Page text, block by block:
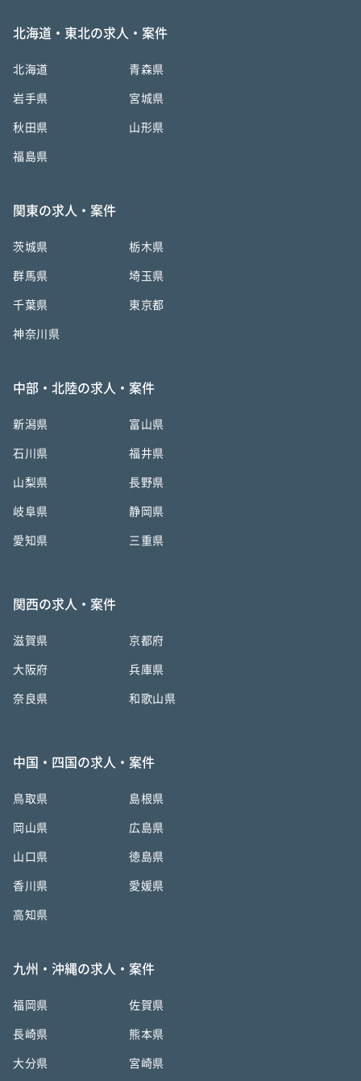
北海道・東北の求人・案件
北海道 青森県
岩手県 宮城県
秋田県 山形県
福島県
関東の求人・案件
茨城県 栃木県
群馬県 埼玉県
千葉県 東京都
神奈川県
中部・北陸の求人・案件
新潟県 富山県
石川県 福井県
山梨県 長野県
岐阜県 静岡県
愛知県 三重県
関西の求人・案件
滋賀県 京都府
大阪府 兵庫県
奈良県 和歌山県
中国・四国の求人・案件
鳥取県 島根県
岡山県 広島県
山口県 徳島県
香川県 愛媛県
高知県
九州・沖縄の求人・案件
福岡県 佐賀県
長崎県 熊本県
大分県 宮崎県